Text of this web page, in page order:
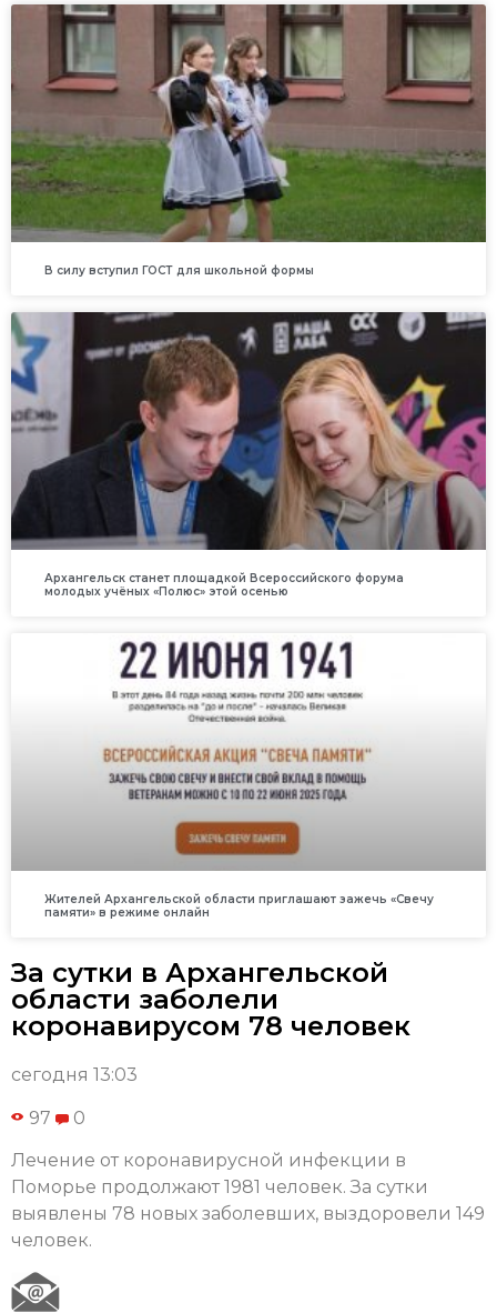
В силу вступил ГОСТ для школьной формы
Архангельск станет площадкой Всероссийского форума
молодых учёных «Полюс» этой осенью
Жителей Архангельской области приглашают зажечь «Свечу
памяти» в режиме онлайн
За сутки в Архангельской
области заболели
коронавирусом 78 человек
сегодня 13:03
97 0
Лечение от коронавирусной инфекции в
Поморье продолжают 1981 человек. За сутки
выявлены 78 новых заболевших, выздоровели 149
человек.